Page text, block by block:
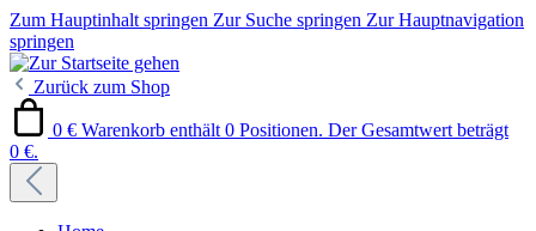
Zum Hauptinhalt springen Zur Suche springen Zur Hauptnavigation
springen
Zurück zum Shop
0 € Warenkorb enthält 0 Positionen. Der Gesamtwert beträgt
0 €.